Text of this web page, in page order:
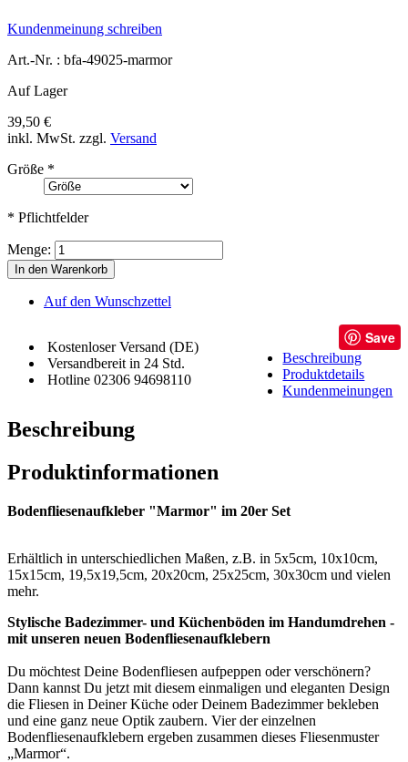
Kundenmeinung schreiben
Art.-Nr. : bfa-49025-marmor
Auf Lager
39,50 €
inkl. MwSt. zzgl. Versand
Größe *
* Pflichtfelder
Menge:
In den Warenkorb
Auf den Wunschzettel
Kostenloser Versand (DE)
Versandbereit in 24 Std.
Hotline 02306 94698110
Save
Beschreibung
Produktdetails
Kundenmeinungen
Beschreibung
Produktinformationen
Bodenfliesenaufkleber "Marmor" im 20er Set
Erhältlich in unterschiedlichen Maßen, z.B. in 5x5cm, 10x10cm,
15x15cm, 19,5x19,5cm, 20x20cm, 25x25cm, 30x30cm und vielen
mehr.
Stylische Badezimmer- und Küchenböden im Handumdrehen -
mit unseren neuen Bodenfliesenaufklebern
Du möchtest Deine Bodenfliesen aufpeppen oder verschönern?
Dann kannst Du jetzt mit diesem einmaligen und eleganten Design
die Fliesen in Deiner Küche oder Deinem Badezimmer bekleben
und eine ganz neue Optik zaubern. Vier der einzelnen
Bodenfliesenaufklebern ergeben zusammen dieses Fliesenmuster
„Marmor“.